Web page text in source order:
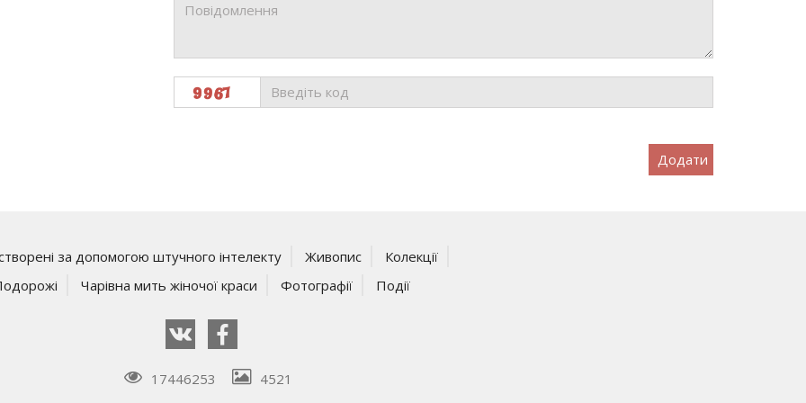
Додати
за допомогою штучного інтелекту Живопис
Колекції
Чарівна мить жіночої краси Фотографії Події
17446253 4521